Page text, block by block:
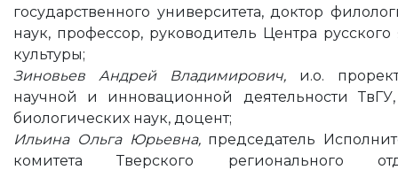
государственного университета, доктор
наук, профессор, руководитель Центра
культуры;
Зиновьев Андрей Владимирович, и.о.
научной и инновационной деятельности
биологических наук, доцент;
Ильина Ольга Юрьевна,председатель
комитета Тверского регионального